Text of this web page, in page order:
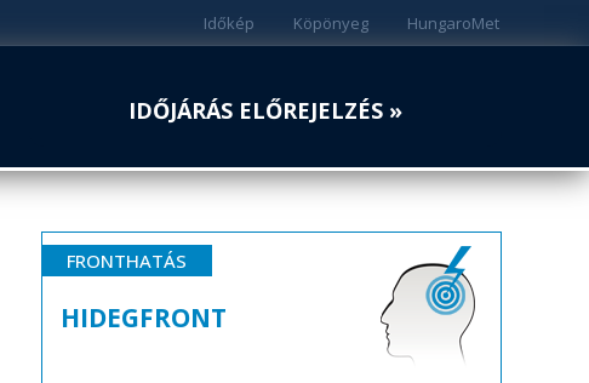
HungaroMet
Köpönyeg
Időkép
IDŐJÁRÁS ELŐREJELZÉS »
FRONTHATÁS
HIDEGFRONT